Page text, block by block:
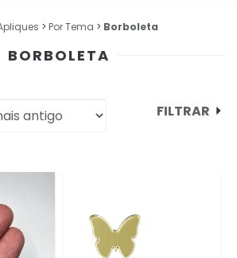
> Por Tema > Borboleta
BORBOLETA
FILTRAR